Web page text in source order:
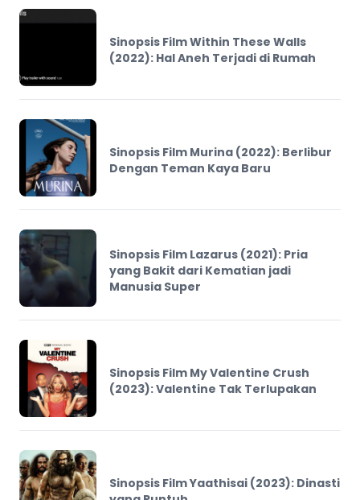
Sinopsis Film Within These Walls
(2022): Hal Aneh Terjadi di Rumah
Sinopsis Film Murina (2022): Berlibur
Dengan Teman Kaya Baru
Sinopsis Film Lazarus (2021): Pria
yang Bakit dari Kematian jadi
Manusia Super
Sinopsis Film My Valentine Crush
(2023): Valentine Tak Terlupakan
Sinopsis Film Yaathisai (2023): Dinasti